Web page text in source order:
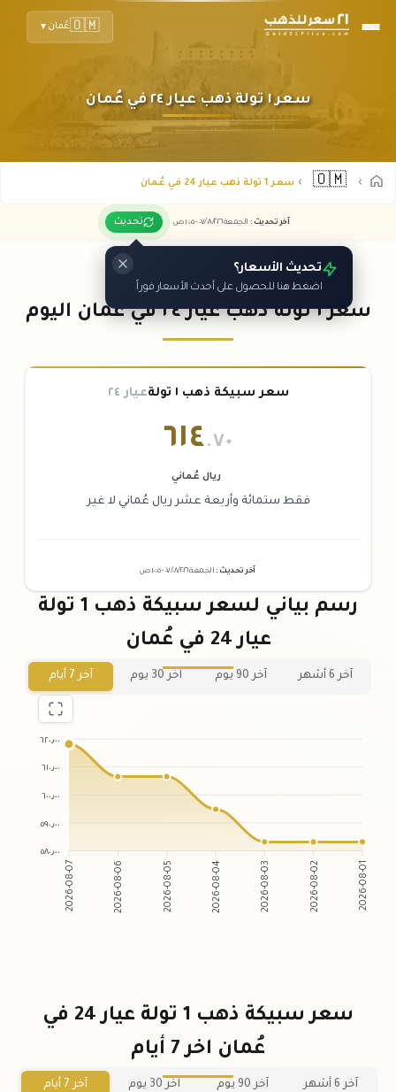
🇴🇲عُمان ▼
سعر ١ تولة ذهب عيار ٢٤ في عُمان
🇴🇲 سعر 1 تولة ذهب عيار 24 في عُمان
آخر تحديث : الجمعة ٠٧ /٠٨/٢٠٢٦ - ١٠:٠٥ ص تحديث
تحديث الأسعار؟
اضغط هنا للحصول على أحدث الأسعار فوراً
سعر ١ تولة ذهب عيار ٢٤ في عُمان اليوم
سعر سبيكة ذهب ١ تولة عيار ٢٤
٦١٤.٧٠
ريال عُماني
فقط ستمائة وأربعة عشر ريال عُماني لا غير
آخر تحديث : الجمعة ٠٧ /٠٨/٢٠٢٦ - ١٠:٠٥ ص
رسم بياني لسعر سبيكة ذهب 1 تولة
عيار 24 في عُمان
آخر 6 أشهر آخر 90 يوم آخر 30 يوم آخر 7 أيام
٦٢٠٫٠٠
٦١٠٫٠٠
٦٠٠٫٠٠
٥٩٠٫٠٠
٥٨٠٫٠٠
2026-08-07 2026-08-06 2026-08-05 2026-08-04 2026-08-03 2026-08-02 2026-08-01
سعر سبيكة ذهب 1 تولة عيار 24 في
عُمان اخر 7 أيام
آخر 6 أشهر آخر 90 يوم آخر 30 يوم آخر 7 أيام